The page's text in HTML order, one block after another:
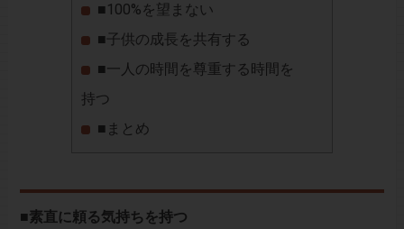
■100%を望まない
■子供の成長を共有する
■一人の時間を尊重する時間を
持つ
■まとめ
■素直に頼る気持ちを持つ